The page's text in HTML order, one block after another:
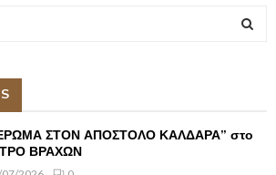
A
ΣΤΟΝ ΑΠΟΣΤΟΛΟ ΚΑΛΔΑΡΑ” στο
ΒΡΑΧΩΝ